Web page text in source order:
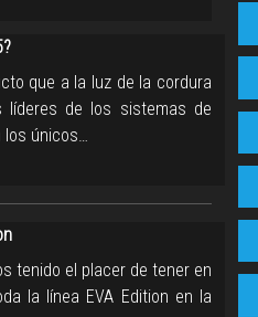
que a la luz de la cordura
líderes de los sistemas de
únicos…
tenido el placer de tener en
la línea EVA Edition en la